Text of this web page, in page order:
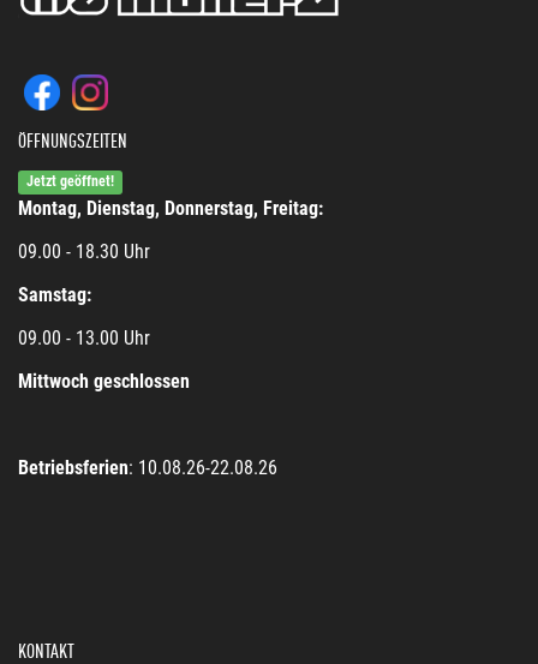
ÖFFNUNGSZEITEN
Jetzt geöffnet!
Montag, Dienstag, Donnerstag, Freitag:
09.00 - 18.30 Uhr
Samstag:
09.00 - 13.00 Uhr
Mittwoch geschlossen
Betriebsferien: 10.08.26-22.08.26
KONTAKT